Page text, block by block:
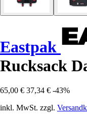
Eastpak
Rucksack
65,00 € 37,34 € -43%
inkl. MwSt. zzgl.